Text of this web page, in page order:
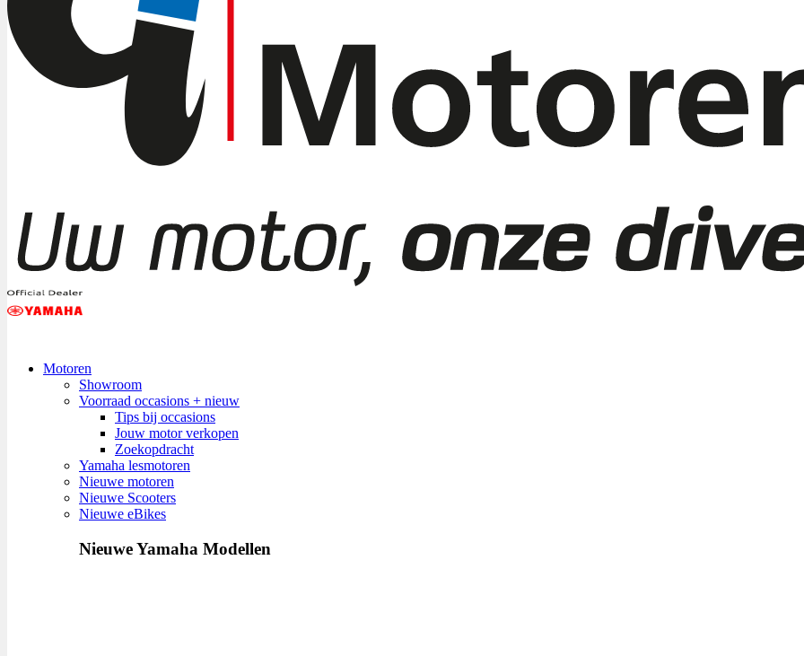
Motoren
Showroom
Voorraad occasions + nieuw
Tips bij occasions
Jouw motor verkopen
Zoekopdracht
Yamaha lesmotoren
Nieuwe motoren
Nieuwe Scooters
Nieuwe eBikes
Nieuwe Yamaha Modellen